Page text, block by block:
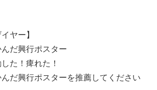
ヤー】
だ興行ポスター
た！痺れた！
だ興行ポスターを推薦してください